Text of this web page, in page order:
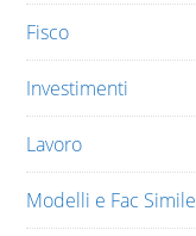
Fisco
Investimenti
Lavoro
Modelli e Fac Simile